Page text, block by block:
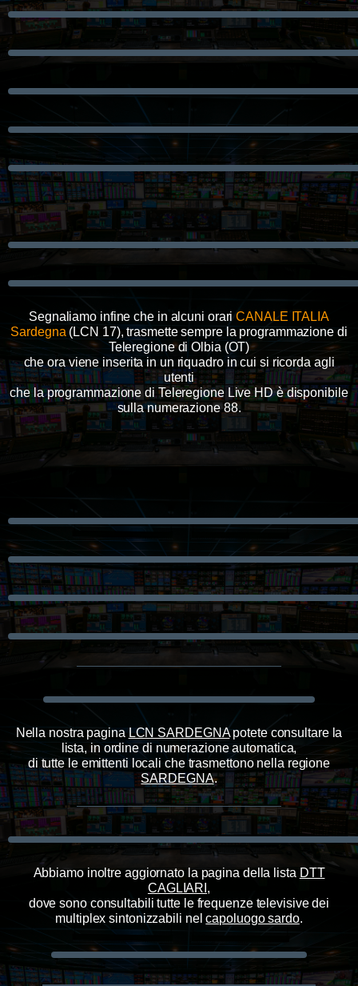
Segnaliamo infine che in alcuni orariCANALE ITALIA
Sardegna (LCN 17), trasmette sempre la programmazione di
Teleregione di Olbia (OT)
che ora viene inserita in un riquadro in cui si ricorda agli
utenti
che la programmazione di Teleregione Live HD è disponibile
sulla numerazione 88.
Nella nostra paginaLCN SARDEGNApotete consultare la
lista, in ordine di numerazione automatica,
di tutte le emittenti locali che trasmettono nella regione
SARDEGNA.
Abbiamo inoltre aggiornato la pagina della lista DTT
CAGLIARI ,
dove sono consultabili tutte le frequenze televisive dei
multiplex sintonizzabili nelcapoluogo sardo.